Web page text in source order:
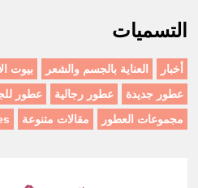
التسميات
أخبار العناية بالجسم والشعر بيوت
عطور جديدة
عطور رجالية عطور
مجموعات العطور
مقالات متنوعة